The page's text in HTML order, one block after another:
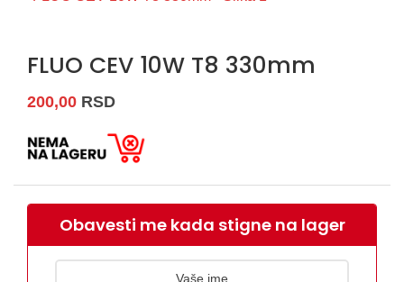
FLUO CEV 10W T8 330mm
200,00 RSD
Obavesti me kada stigne na lager